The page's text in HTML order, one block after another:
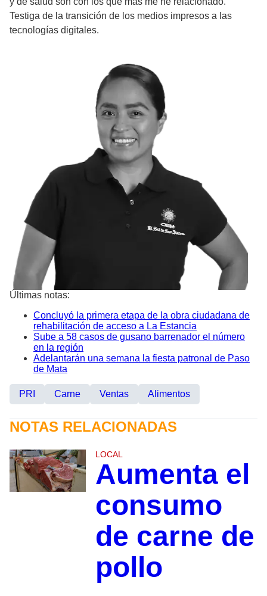
Testiga de la transición de los medios impresos a las
tecnologías digitales.
Últimas notas:
Concluyó la primera etapa de la obra ciudadana de
rehabilitación de acceso a La Estancia
Sube a 58 casos de gusano barrenador el número
en la región
Adelantarán una semana la fiesta patronal de Paso
de Mata
PRI Carne Ventas Alimentos
NOTAS RELACIONADAS
LOCAL
Aumenta el
consumo
de carne de
pollo